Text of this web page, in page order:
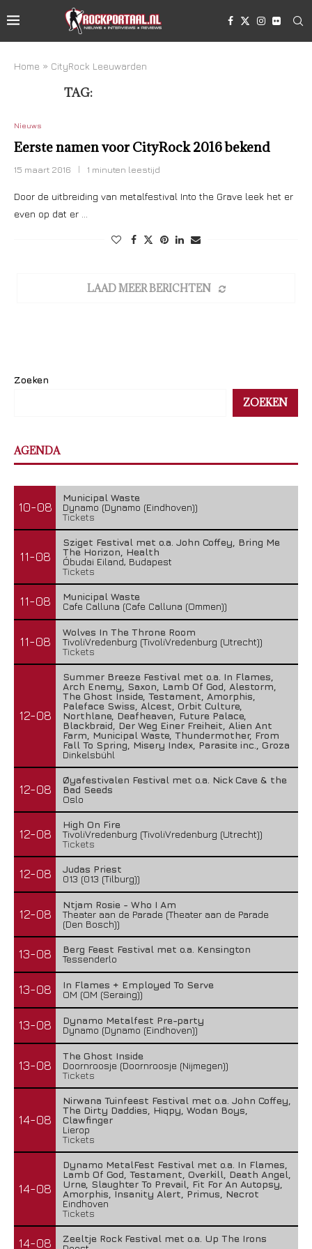
Home » CityRock Leeuwarden
TAG:
Nieuws
Eerste namen voor CityRock 2016 bekend
15 maart 2016 1 minuten leestijd
Door de uitbreiding van metalfestival Into the Grave leek het er
even op dat er …
LAAD MEER BERICHTEN
Zoeken
ZOEKEN
AGENDA
10-08
Municipal Waste
Dynamo (Dynamo (Eindhoven))
Tickets
11-08
Sziget Festival met o.a. John Coffey, Bring Me
The Horizon, Health
Óbudai Eiland, Budapest
Tickets
11-08
Municipal Waste
Cafe Calluna (Cafe Calluna (Ommen))
11-08
Wolves In The Throne Room
TivoliVredenburg (TivoliVredenburg (Utrecht))
Tickets
12-08
Summer Breeze Festival met o.a. In Flames,
Arch Enemy, Saxon, Lamb Of God, Alestorm,
The Ghost Inside, Testament, Amorphis,
Paleface Swiss, Alcest, Orbit Culture,
Northlane, Deafheaven, Future Palace,
Blackbraid, Der Weg Einer Freiheit, Alien Ant
Farm, Municipal Waste, Thundermother, From
Fall To Spring, Misery Index, Parasite inc., Groza
Dinkelsbühl
12-08
Øyafestivalen Festival met o.a. Nick Cave & the
Bad Seeds
Oslo
12-08
High On Fire
TivoliVredenburg (TivoliVredenburg (Utrecht))
Tickets
12-08
Judas Priest
013 (013 (Tilburg))
12-08
Ntjam Rosie - Who I Am
Theater aan de Parade (Theater aan de Parade
(Den Bosch))
13-08
Berg Feest Festival met o.a. Kensington
Tessenderlo
13-08
In Flames + Employed To Serve
OM (OM (Seraing))
13-08
Dynamo Metalfest Pre-party
Dynamo (Dynamo (Eindhoven))
13-08
The Ghost Inside
Doornroosje (Doornroosje (Nijmegen))
Tickets
14-08
Nirwana Tuinfeest Festival met o.a. John Coffey,
The Dirty Daddies, Hiqpy, Wodan Boys,
Clawfinger
Lierop
Tickets
14-08
Dynamo MetalFest Festival met o.a. In Flames,
Lamb Of God, Testament, Overkill, Death Angel,
Urne, Slaughter To Prevail, Fit For An Autopsy,
Amorphis, Insanity Alert, Primus, Necrot
Eindhoven
Tickets
14-08
Zeeltje Rock Festival met o.a. Up The Irons